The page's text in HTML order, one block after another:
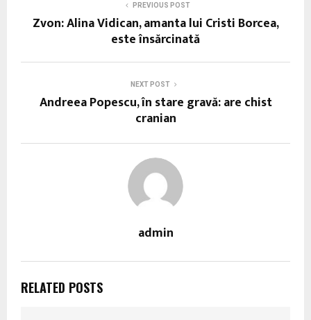
PREVIOUS POST
Zvon: Alina Vidican, amanta lui Cristi Borcea,
este însărcinată
NEXT POST
Andreea Popescu, în stare gravă: are chist
cranian
admin
RELATED POSTS